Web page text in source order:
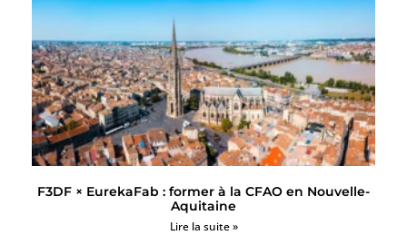
F3DF × EurekaFab : former à la CFAO en Nouvelle-
Aquitaine
Lire la suite »